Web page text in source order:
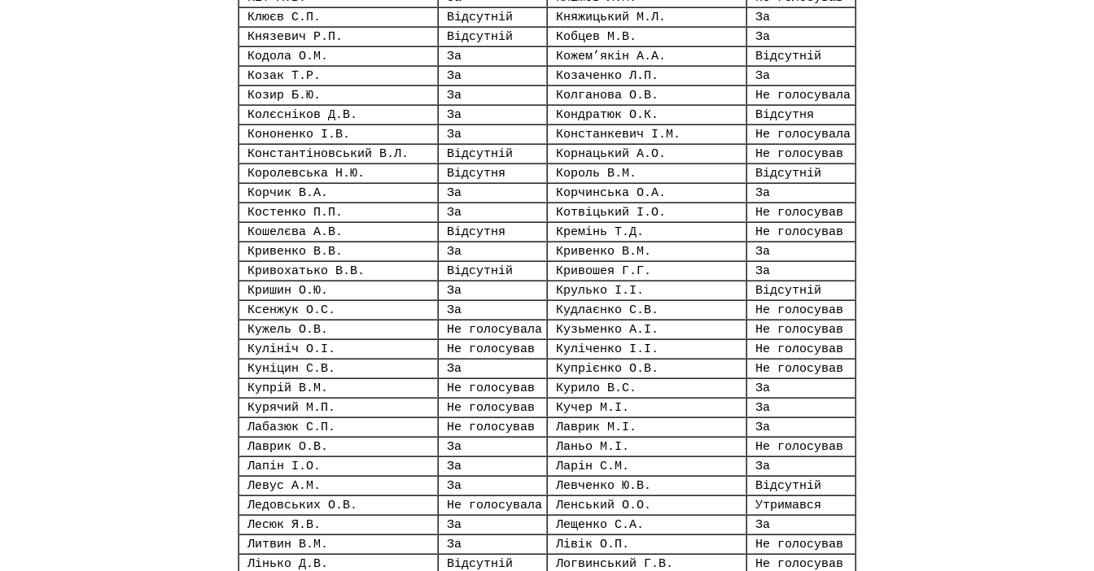
Клюєв С.П.
Відсутній Княжицький М.Л.
За
Князевич Р.П.
Відсутній Кобцев М.В.
За
Кодола О.М.
За Кожем’якін А.А.
Відсутній
Козак Т.Р.
За Козаченко Л.П.
За
Козир Б.Ю.
За Колганова О.В.
Не голосувала
Колєсніков Д.В.
За Кондратюк О.К.
Відсутня
Кононенко І.В.
За Констанкевич І.М.
Не голосувала
Константіновський В.Л.
Відсутній Корнацький А.О.
Не голосував
Королевська Н.Ю.
Відсутня Король В.М.
Відсутній
Корчик В.А.
За Корчинська О.А.
За
Костенко П.П.
За Котвіцький І.О.
Не голосував
Кошелєва А.В.
Відсутня Кремінь Т.Д.
Не голосував
Кривенко В.В.
За Кривенко В.М.
За
Кривохатько В.В.
Відсутній Кривошея Г.Г.
За
Кришин О.Ю.
За Крулько І.І.
Відсутній
Ксенжук О.С.
За Кудлаєнко С.В.
Не голосував
Кужель О.В.
Не голосувала Кузьменко А.І.
Не голосував
Кулініч О.І.
Не голосував Куліченко І.І.
Не голосував
Куніцин С.В.
За Купрієнко О.В.
Не голосував
Купрій В.М.
Не голосував Курило В.С.
За
Курячий М.П.
Не голосував Кучер М.І.
За
Лабазюк С.П.
Не голосував Лаврик М.І.
За
Лаврик О.В.
За Ланьо М.І.
Не голосував
Лапін І.О.
За Ларін С.М.
За
Левус А.М.
За Левченко Ю.В.
Відсутній
Ледовських О.В.
Не голосувала Ленський О.О.
Утримався
Лесюк Я.В.
За Лещенко С.А.
За
Литвин В.М.
За Лівік О.П.
Не голосував
Лінько Д.В.
Відсутній Логвинський Г.В.
Не голосував